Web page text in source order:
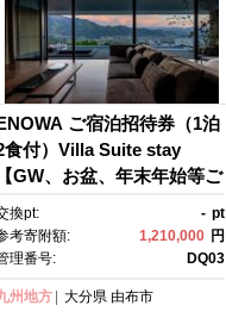
ご宿泊招待券（1泊
食付）Villa Suite stay
【GW、お盆、年末年始等ご
利用不可日有】＜2023年6月
日開業＞ | 宿泊券 宿泊 旅行
温泉 観光 旅行 ホテル 旅
クーポン トラベル ゆふい
換pt: - pt
考寄附額:
1,210,000 円
理番号:
DQ03
州地方 大分県 由布市